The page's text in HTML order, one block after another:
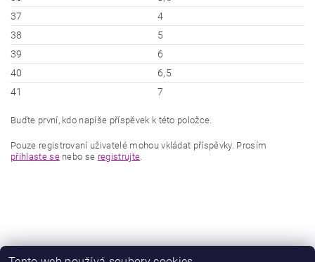
37
4
38
5
39
6
40
6,5
41
7
Buďte první, kdo napíše příspěvek k této položce.
Pouze registrovaní uživatelé mohou vkládat příspěvky. Prosím
přihlaste senebo se registrujte.